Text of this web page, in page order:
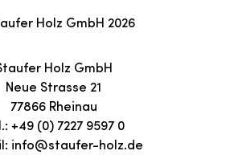
Holz GmbH 2026
Holz GmbH
Neue Strasse 21
77866 Rheinau
+49 (0) 7227 9597 0
info@staufer-holz.de